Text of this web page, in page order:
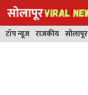
Skip
to
content
टॉप न्यूज राजकीय सोलापूर